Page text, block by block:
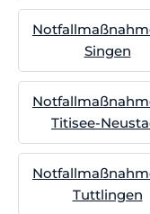
Singen
Titisee-
Tuttlingen